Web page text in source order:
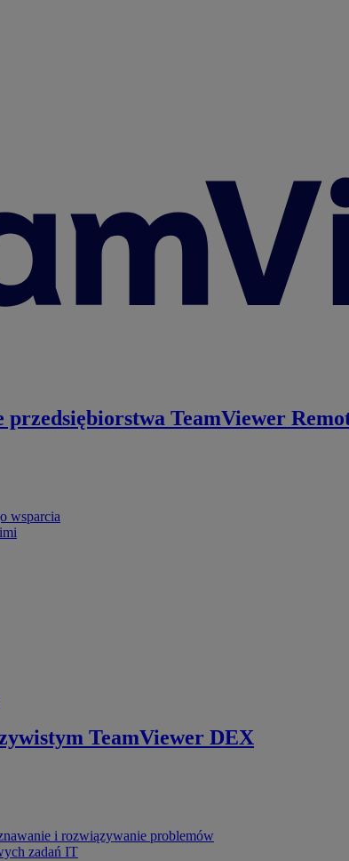
przedsiębiorstwa TeamViewer
wsparcia
TeamViewer DEX
i rozwiązywanie problemów
zadań IT